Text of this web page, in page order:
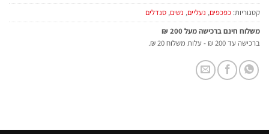
קטגוריות: כפכפים, נעליים, נשים, סנדלים
משלוח חינם ברכישה מעל 200 ₪
ברכישה עד 200 ₪ - עלות משלוח 20 ₪.